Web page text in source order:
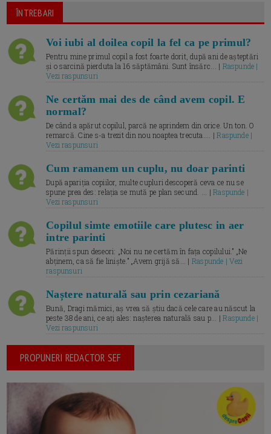
ÎNTREBARI
Voi iubi al doilea copil la fel ca pe primul?
Pentru mine primul copil a fost foarte dorit, după ani de așteptări
și o sarcină pierduta la 16 săptămâni. Sunt însărc... | Raspunde |
Vezi raspunsuri
Ne certăm mai des de când avem copil. E
normal?
De când a apărut copilul, parcă ne aprindem din orice. Un ton. O
remarcă. Cine s-a trezit din nou noaptea trecuta.... |Raspunde |
Vezi raspunsuri
Cum ramanem un cuplu, nu doar parinti
După apariția copiilor, multe cupluri descoperă ceva ce nu se
spune prea des: relația se mută pe plan secund. ... |Raspunde |
Vezi raspunsuri
Copilul simte emotiile care plutesc in aer
intre parinti
Părinții spun deseori: „Noi nu ne certăm în fața copilului.” „Ne
abținem, ca să fie liniște.” „Avem grijă să... | Raspunde | Vezi
raspunsuri
Naștere naturală sau prin cezariană
Bună, Dragi mămici, aș vrea să știu dacă cele care au născut la
peste 38 de ani, ce ați ales: nașterea naturală sau p... |Raspunde |
Vezi raspunsuri
PROPUNERI REDACTOR SEF